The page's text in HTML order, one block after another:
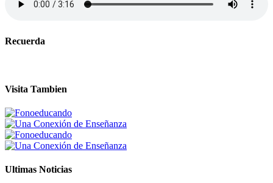
Recuerda
Visita Tambien
Ultimas Noticias